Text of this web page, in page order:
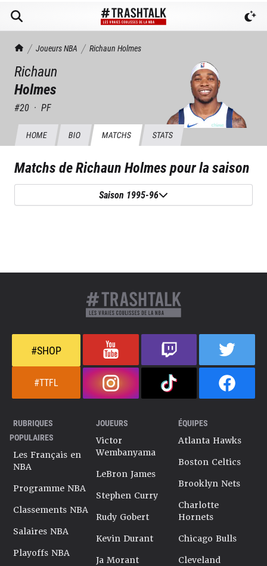
TrashTalk Actu NBA
Joueurs NBA Richaun Holmes
Richaun
Holmes
#20 · PF
HOME BIO MATCHS STATS
Matchs deRichaun Holmespour la saison
Saison 1995-96
#SHOP
#TTFL
RUBRIQUES
POPULAIRES
Les Français en
NBA
Programme NBA
Classements NBA
Salaires NBA
Playoffs NBA
JOUEURS
Victor
Wembanyama
LeBron James
Stephen Curry
Rudy Gobert
Kevin Durant
Ja Morant
ÉQUIPES
Atlanta Hawks
Boston Celtics
Brooklyn Nets
Charlotte
Hornets
Chicago Bulls
Cleveland